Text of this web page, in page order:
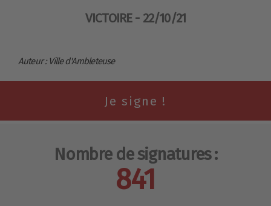
VICTOIRE - 22/10/21
Auteur : Ville d'Ambleteuse
Nombre de signatures :
841